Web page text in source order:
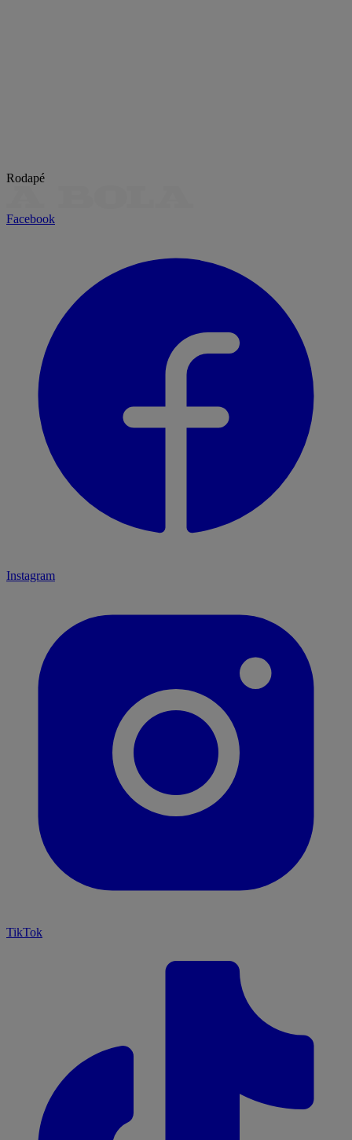
Rodapé
Facebook
Instagram
TikTok